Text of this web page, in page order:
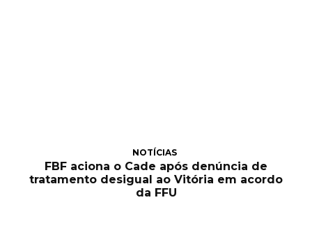
NOTÍCIAS
FBF aciona o Cade após denúncia de
tratamento desigual ao Vitória em acordo
da FFU